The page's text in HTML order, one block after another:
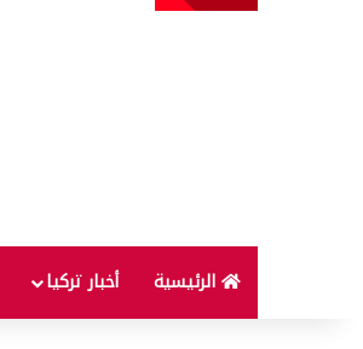
الرئيسية أخبار تركيا